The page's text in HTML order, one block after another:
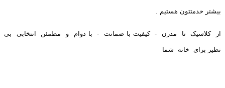
بیشتر خدمتتون هستیم .
از کلاسیک تا مدرن - کیفیت با ضمانت - با دوام و مطمئن انتخابی بی
نظیر برای خانه شما